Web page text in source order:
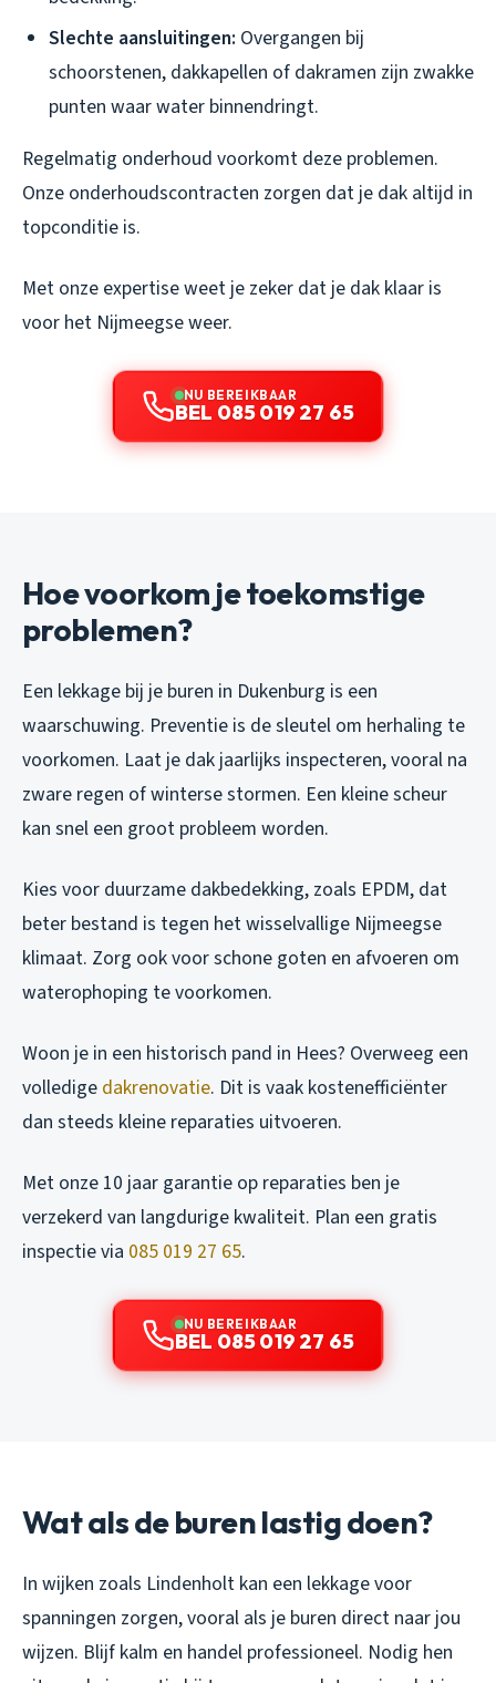
Slechte aansluitingen: Overgangen bij
schoorstenen, dakkapellen of dakramen zijn zwakke
punten waar water binnendringt.
Regelmatig onderhoud voorkomt deze problemen.
Onze onderhoudscontracten zorgen dat je dak altijd in
topconditie is.
Met onze expertise weet je zeker dat je dak klaar is
voor het Nijmeegse weer.
NU BEREIKBAAR
BEL 085 019 27 65
Hoe voorkom je toekomstige
problemen?
Een lekkage bij je buren in Dukenburg is een
waarschuwing. Preventie is de sleutel om herhaling te
voorkomen. Laat je dak jaarlijks inspecteren, vooral na
zware regen of winterse stormen. Een kleine scheur
kan snel een groot probleem worden.
Kies voor duurzame dakbedekking, zoals EPDM, dat
beter bestand is tegen het wisselvallige Nijmeegse
klimaat. Zorg ook voor schone goten en afvoeren om
waterophoping te voorkomen.
Woon je in een historisch pand in Hees? Overweeg een
volledige dakrenovatie. Dit is vaak kostenefficiënter
dan steeds kleine reparaties uitvoeren.
Met onze 10 jaar garantie op reparaties ben je
verzekerd van langdurige kwaliteit. Plan een gratis
inspectie via 085 019 27 65.
NU BEREIKBAAR
BEL 085 019 27 65
Wat als de buren lastig doen?
In wijken zoals Lindenholt kan een lekkage voor
spanningen zorgen, vooral als je buren direct naar jou
wijzen. Blijf kalm en handel professioneel. Nodig hen